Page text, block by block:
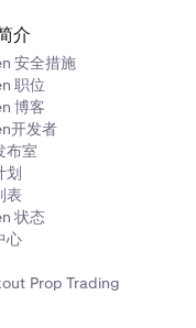
介
安全措施
职位
博客
开发者
布室
划
表
状态
心
Prop Trading